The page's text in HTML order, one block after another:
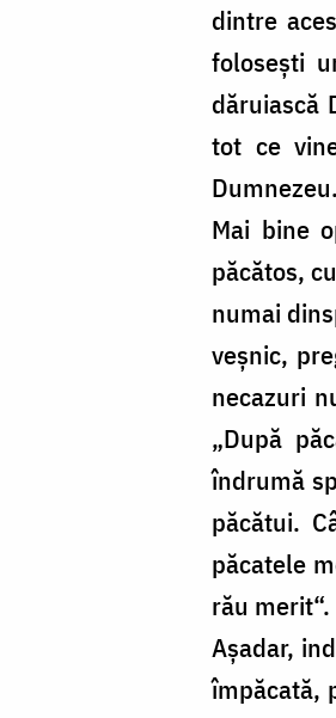
dintre
folosești
dăruiască
tot ce
Mai bine
păcătos,
numai
veșnic,
necazuri
„După
îndrumă
păcătui.
păcatele
rău merit“.
Așadar,
împăcată,